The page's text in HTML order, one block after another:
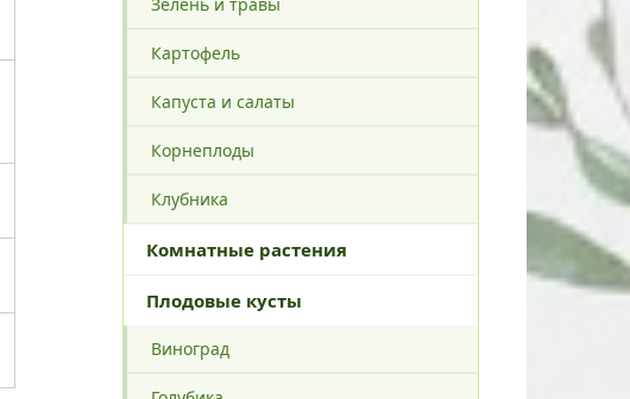
Картофель
Капуста и салаты
Корнеплоды
Клубника
Комнатные растения
Плодовые кусты
Виноград